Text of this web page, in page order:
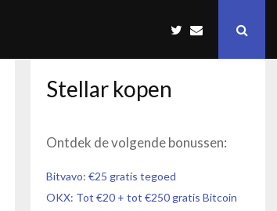
Stellar kopen
Ontdek de volgende bonussen:
Bitvavo: €25 gratis tegoed
OKX: Tot €20 + tot €250 gratis Bitcoin